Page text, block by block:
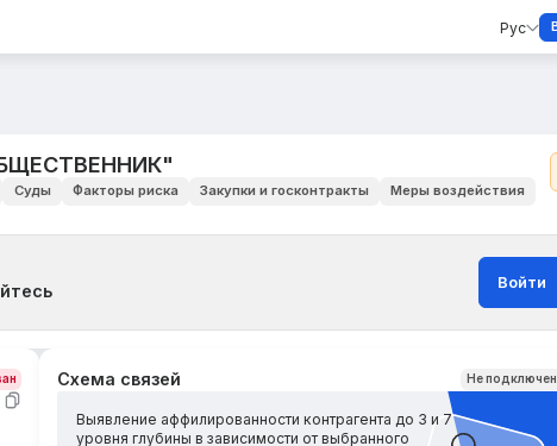
Рус
Суды Факторы риска Закупки и госконтракты
Меры воздействия
Войти
Схема связей Не
Выявление аффилированности контрагента до 3 и 7
уровня глубины в зависимости от выбранного